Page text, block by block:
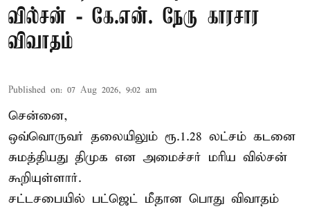
வில்சன் - கே.என். நேரு காரசார
விவாதம்
Published on: 07 Aug 2026, 9:02 am
சென்னை,
ஒவ்வொருவர் தலையிலும் ரூ.1.28 லட்சம் கடனை
சுமத்தியது திமுக என அமைச்சர் மரிய வில்சன்
கூறியுள்ளார்.
சட்டசபையில் பட்ஜெட் மீதான பொது விவாதம்